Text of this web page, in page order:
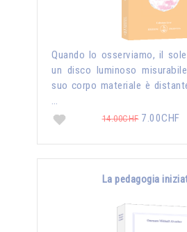
Quando lo osserviamo, il
un disco luminoso
suo corpo materiale è
…
14.00CHF7.00CHF
La pedagogia